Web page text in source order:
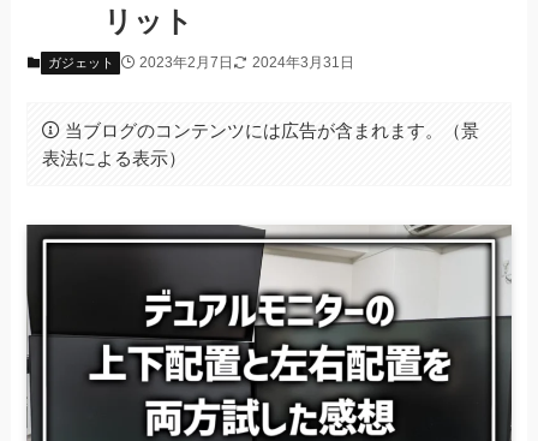
リット
ガジェット 2023年2月7日 2024年3月31日
当ブログのコンテンツには広告が含まれます。（景
表法による表示）